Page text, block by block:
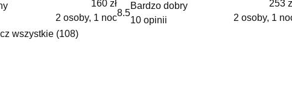
160 zł
2 osoby, 1 noc8.5
Bardzo dobry
10 opinii
253
2 osoby, 1
wszystkie (108)